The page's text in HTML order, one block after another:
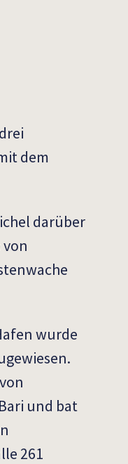
dem
darüber
wurde
und bat
261